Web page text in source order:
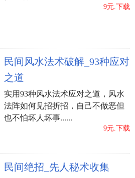
9元.下载
民间风水法术破解_93种应对
之道
实用93种风水法术应对之道，风水
法阵如何见招折招，自己不做恶但
也不怕坏人坏事......
9元.下载
民间绝招_先人秘术收集